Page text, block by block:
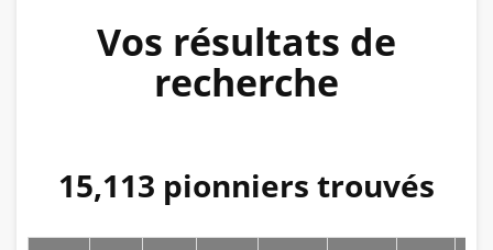
Vos résultats de
recherche
15,113 pionniers trouvés